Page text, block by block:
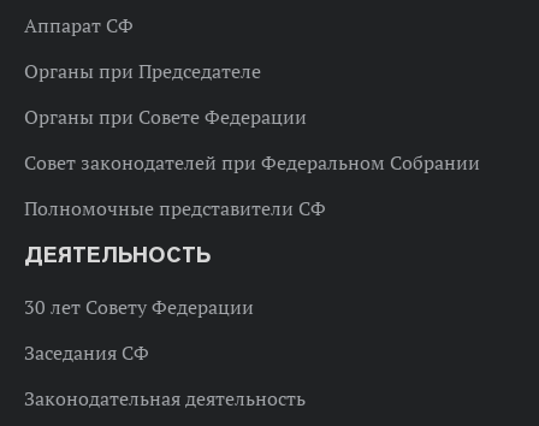
Аппарат СФ
Органы при Председателе
Органы при Совете Федерации
Совет законодателей при Федеральном Собрании
Полномочные представители СФ
ДЕЯТЕЛЬНОСТЬ
30 лет Совету Федерации
Заседания СФ
Законодательная деятельность